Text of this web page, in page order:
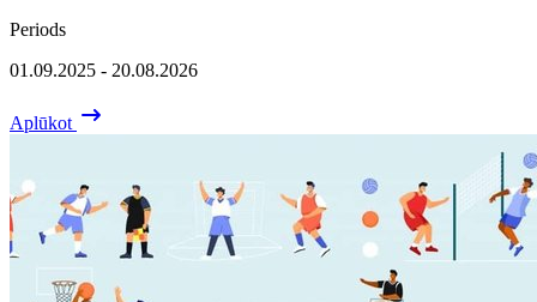
Periods
01.09.2025 - 20.08.2026
Aplūkot